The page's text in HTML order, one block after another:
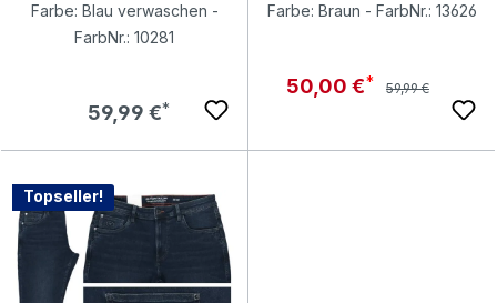
Farbe: Blau verwaschen -
FarbNr.: 10281
Regulärer Preis:
59,99 €
Farbe: Braun - FarbNr.: 13626
Verkaufspreis:
50,00 € Regulärer Preis:
59,99 €
Topseller!